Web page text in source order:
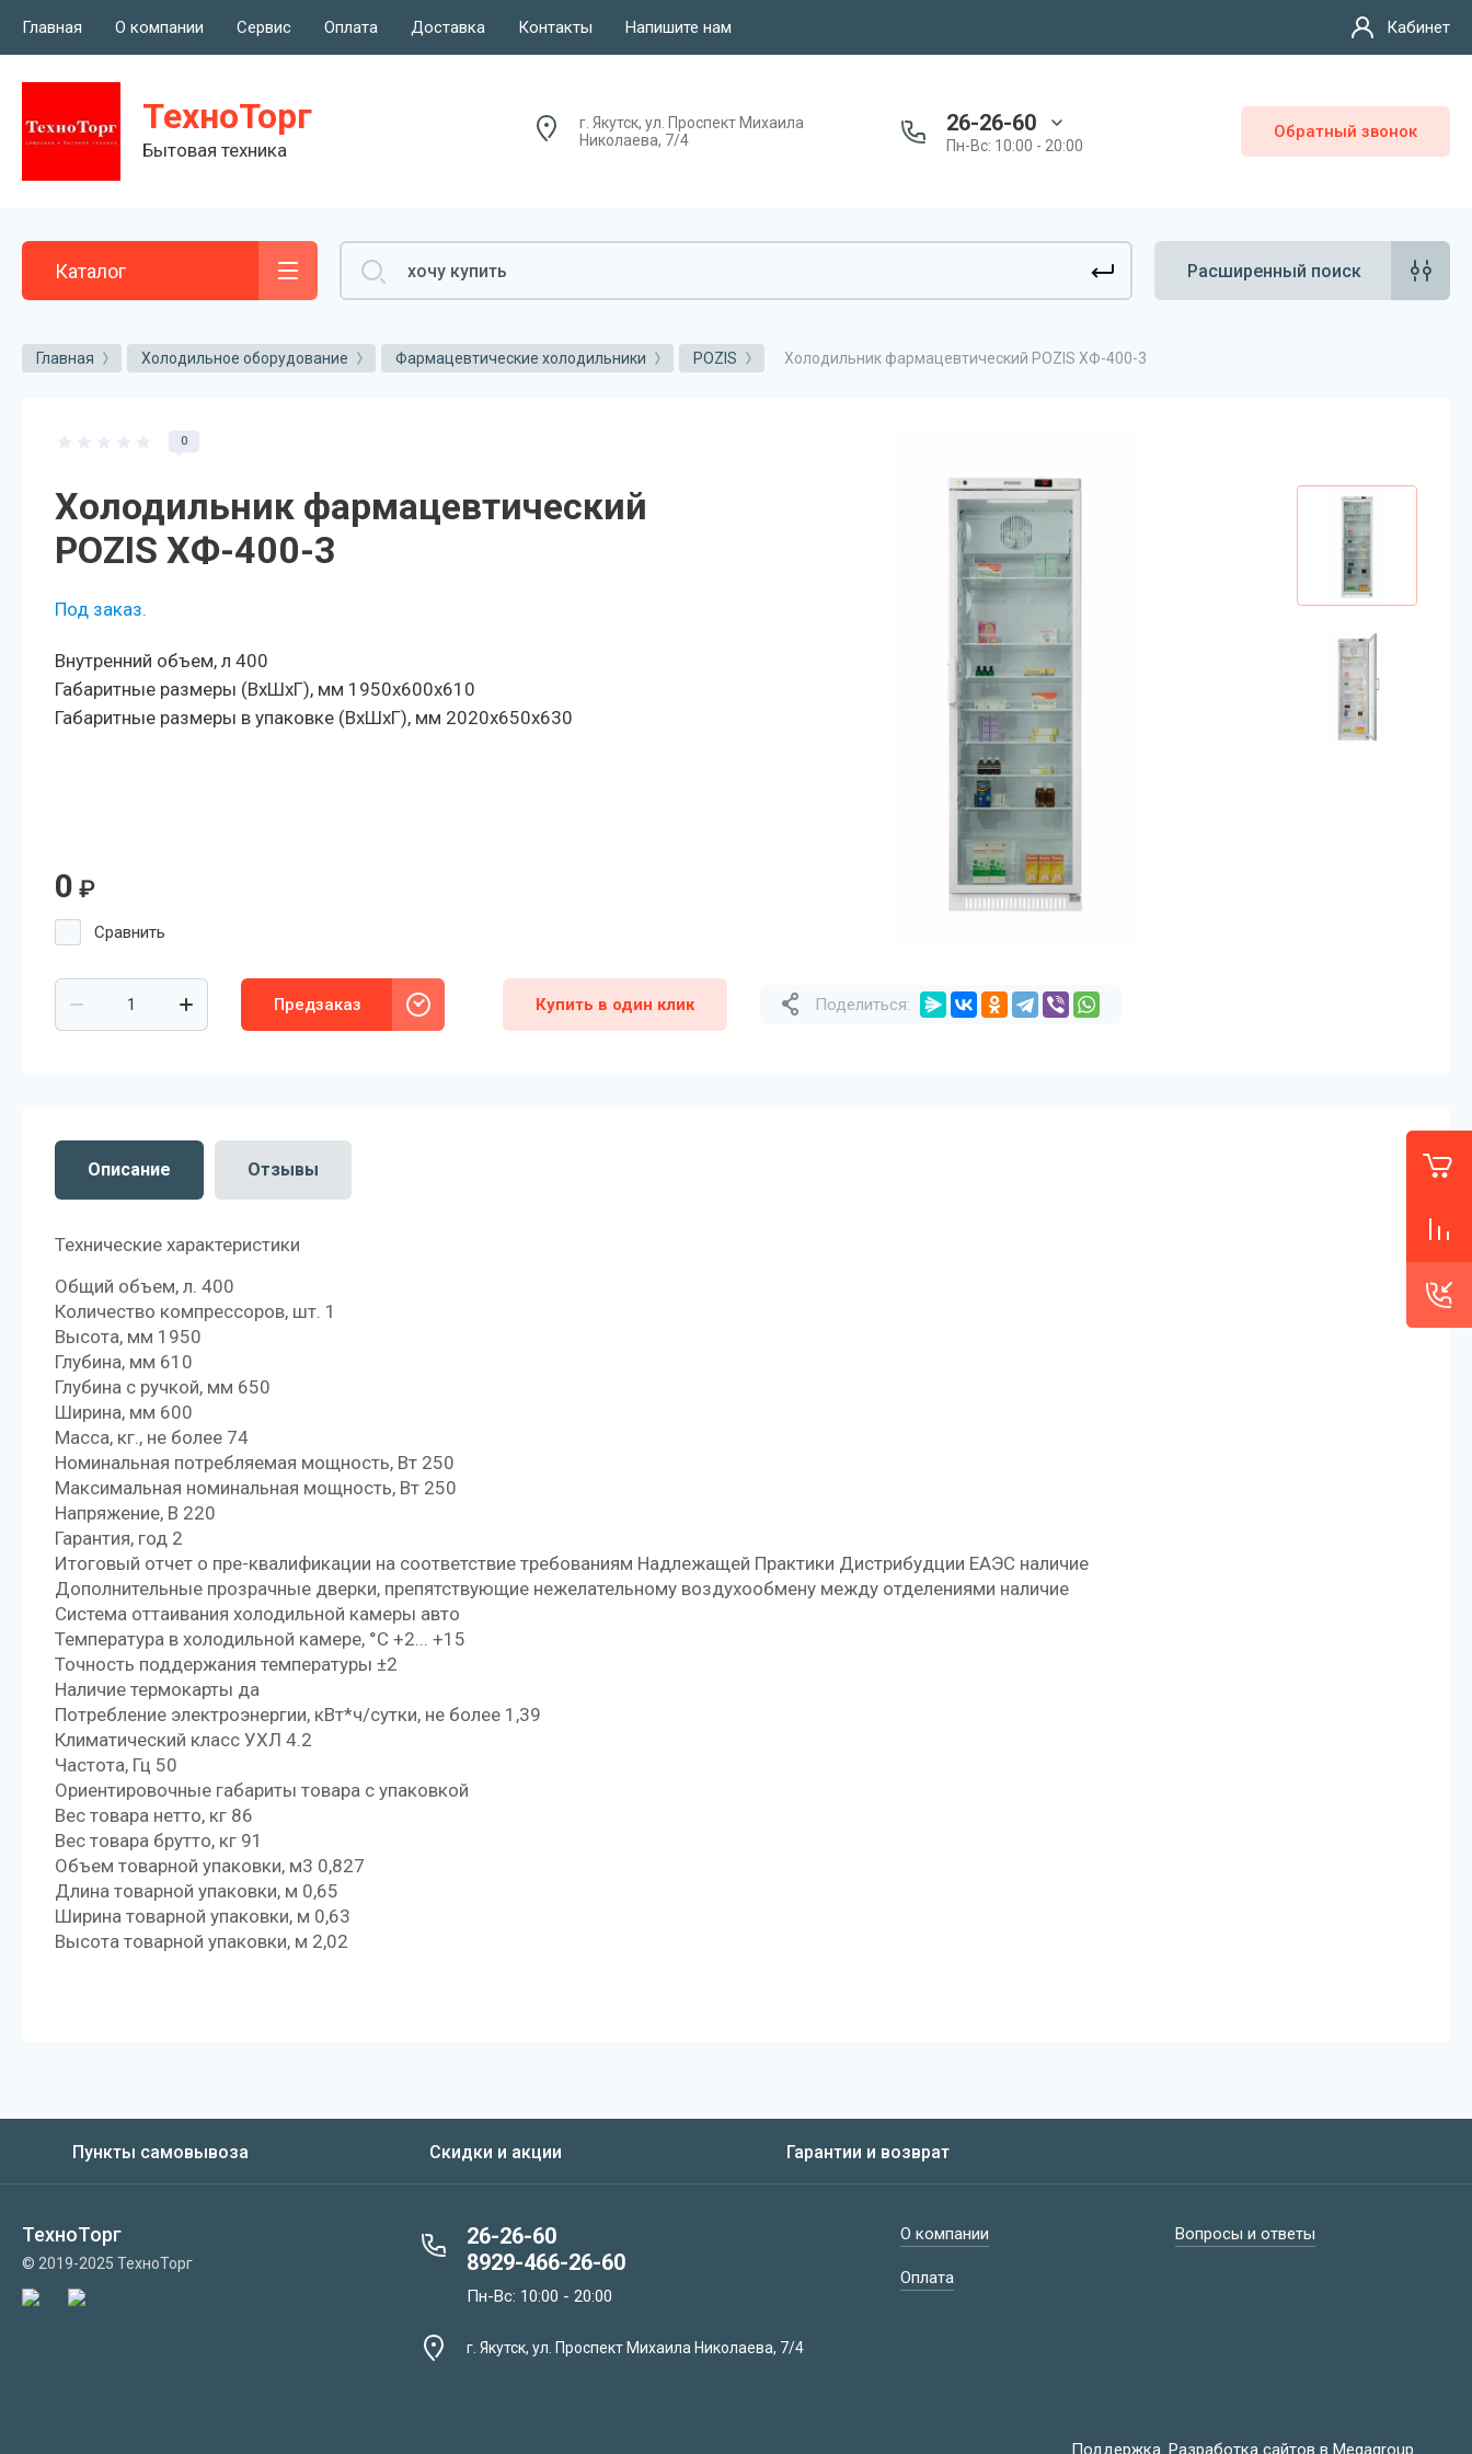
Сервис
Консультация
Главная О компании Сервис Оплата Доставка Контакты Напишите нам Кабинет
ТехноТорг
Бытовая техника
г. Якутск, ул. Проспект Михаила
Николаева, 7/4
26-26-60
Пн-Вс: 10:00 - 20:00
Обратный звонок
Каталог Расширенный поиск
Главная Холодильное оборудование Фармацевтические холодильники POZIS Холодильник фармацевтический POZIS ХФ-400-3
0
Холодильник фармацевтический
POZIS ХФ-400-3
Под заказ.
Внутренний объем, л 400
Габаритные размеры (ВхШхГ), мм 1950x600x610
Габаритные размеры в упаковке (ВхШхГ), мм 2020x650x630
0 ₽
Сравнить
Предзаказ Купить в один клик Поделиться:
Описание Отзывы
Технические характеристики
Общий объем, л. 400
Количество компрессоров, шт. 1
Высота, мм 1950
Глубина, мм 610
Глубина с ручкой, мм 650
Ширина, мм 600
Масса, кг., не более 74
Номинальная потребляемая мощность, Вт 250
Максимальная номинальная мощность, Вт 250
Напряжение, В 220
Гарантия, год 2
Итоговый отчет о пре-квалификации на соответствие требованиям Надлежащей Практики Дистрибудции ЕАЭС наличие
Дополнительные прозрачные дверки, препятствующие нежелательному воздухообмену между отделениями наличие
Система оттаивания холодильной камеры авто
Температура в холодильной камере, °C +2... +15
Точность поддержания температуры ±2
Наличие термокарты да
Потребление электроэнергии, кВт*ч/сутки, не более 1,39
Климатический класс УХЛ 4.2
Частота, Гц 50
Ориентировочные габариты товара с упаковкой
Вес товара нетто, кг 86
Вес товара брутто, кг 91
Объем товарной упаковки, м3 0,827
Длина товарной упаковки, м 0,65
Ширина товарной упаковки, м 0,63
Высота товарной упаковки, м 2,02
Пункты самовывоза Скидки и акции Гарантии и возврат
ТехноТорг
© 2019-2025 ТехноТорг
26-26-60
8929-466-26-60
Пн-Вс: 10:00 - 20:00
г. Якутск, ул. Проспект Михаила Николаева, 7/4
О компании Вопросы и ответы
Оплата
Поддержка. Разработка сайтов в Megagroup.